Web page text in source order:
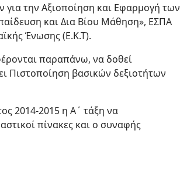
την Αξιοποίηση και Εφαρμογή των
και Δια Βίου Μάθηση», ΕΣΠΑ
Ένωσης (Ε.Κ.Τ).
παραπάνω, να δοθεί
Πιστοποίηση βασικών δεξιοτήτων
2014-2015 η Α΄ τάξη να
πίνακες και ο συναφής